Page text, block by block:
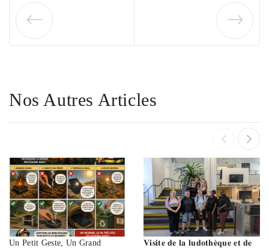
Nos Autres Articles
Un Petit Geste, Un Grand
𝐕𝐢𝐬𝐢𝐭𝐞 𝐝𝐞 𝐥𝐚 𝐥𝐮𝐝𝐨𝐭𝐡𝐞̀𝐪𝐮𝐞 𝐞𝐭 𝐝𝐞